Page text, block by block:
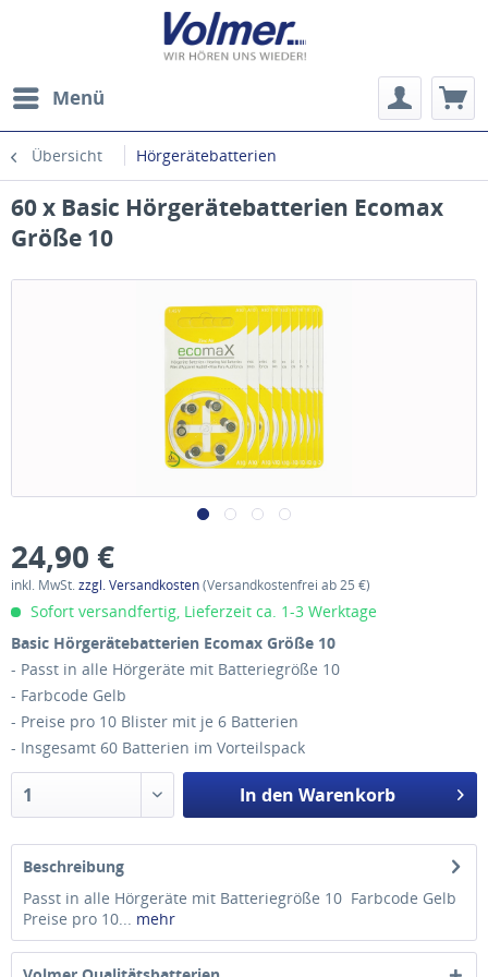
Menü
Übersicht Hörgerätebatterien
60 x Basic Hörgerätebatterien Ecomax
Größe 10
24,90 €
inkl. MwSt.zzgl. Versandkosten(Versandkostenfrei ab 25 €)
Sofort versandfertig, Lieferzeit ca. 1-3 Werktage
Basic Hörgerätebatterien Ecomax Größe 10
- Passt in alle Hörgeräte mit Batteriegröße 10
- Farbcode Gelb
- Preise pro 10 Blister mit je 6 Batterien
- Insgesamt 60 Batterien im Vorteilspack
In den Warenkorb
Beschreibung
Passt in alle Hörgeräte mit Batteriegröße 10 Farbcode Gelb
Preise pro 10... mehr